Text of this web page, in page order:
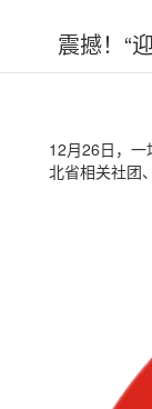
震撼！“
12月26日，
北省相关社团